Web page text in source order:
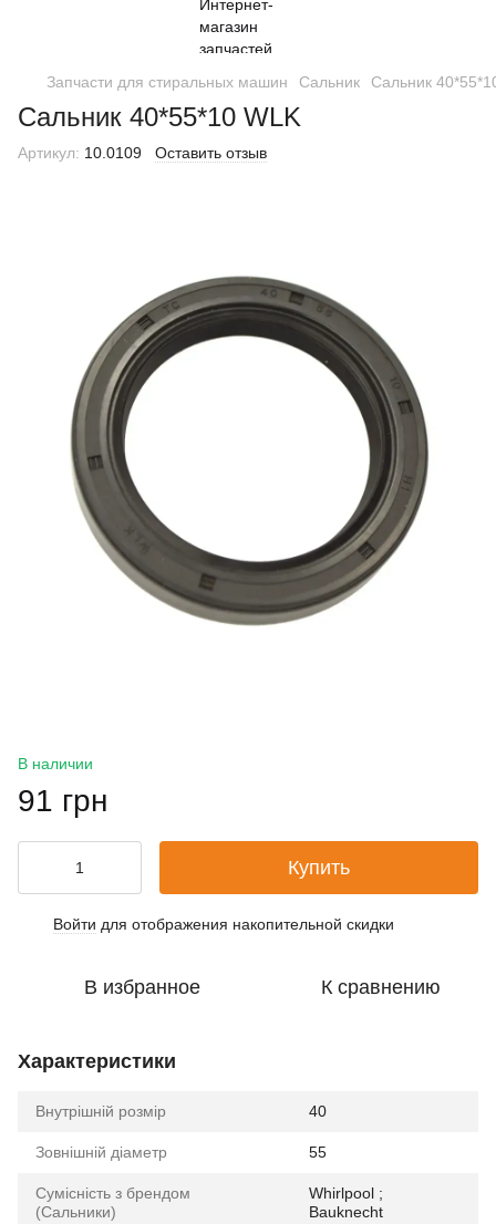
Запчасти для стиральных машин Сальник Сальник
Сальник 40*55*10 WLK
Артикул: 10.0109 Оставить отзыв
В наличии
91 грн
Купить
Войти для отображения накопительной скидки
В избранное К сравнению
Характеристики
Внутрішній розмір 40
Зовнішній діаметр 55
Сумісність з брендом
(Сальники)
Whirlpool ;
Bauknecht